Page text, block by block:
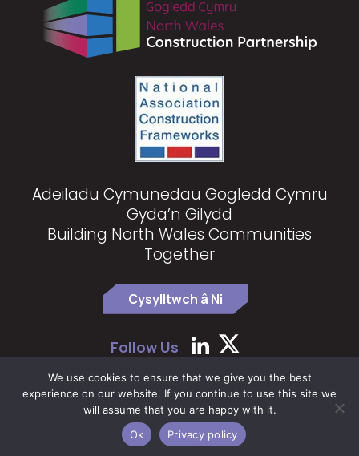
Adeiladu Cymunedau Gogledd Cymru
Gyda’n Gilydd
Building North Wales Communities
Together
Cysylltwch â Ni
Follow Us
Hawlfraint 2024 North Wales Construction Partnership
Policy
Gwefan ganThe Farm Factory
We use cookies to ensure that we give you the best
experience on our website. If you continue to use this site we
will assume that you are happy with it.
Ok
Privacy policy